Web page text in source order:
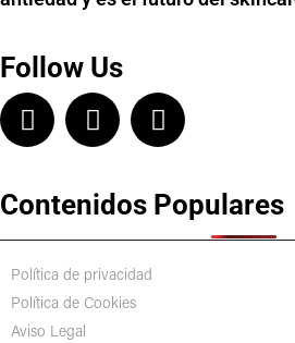
Follow Us
Contenidos Populares
Política de privacidad
Política de Cookies
Aviso Legal